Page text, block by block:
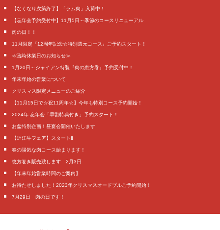
【なくなり次第終了】「ラム肉」入荷中！
【忘年会予約受付中】11月5日～季節のコースリニューアル
肉の日！！
11月限定『12周年記念☆特別還元コース』ご予約スタート！
≪臨時休業日のお知らせ≫
1月20日～ジャイアン特製『肉の恵方巻』予約受付中！
年末年始の営業について
クリスマス限定メニューのご紹介
【11月15日で☆祝11周年☆】今年も特別コース予約開始！
2024年 忘年会「早割特典付き」予約スタート！
お盆特別企画！昼宴会開催いたします
【近江牛フェア】スタート‼️
春の陽気な肉コース始まります！
恵方巻き販売致します 2月3日
【年末年始営業時間のご案内】
お待たせしました！2023年クリスマスオードブルご予約開始！
7月29日 肉の日です！